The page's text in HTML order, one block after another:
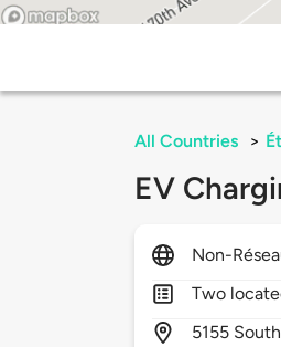
All Countries >
EV
Non-
Two
5155